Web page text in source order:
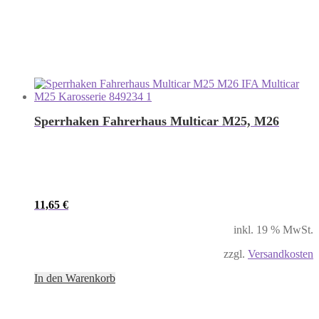
Sperrhaken Fahrerhaus Multicar M25, M26
11,65 €
inkl. 19 % MwSt.
zzgl. Versandkosten
In den Warenkorb